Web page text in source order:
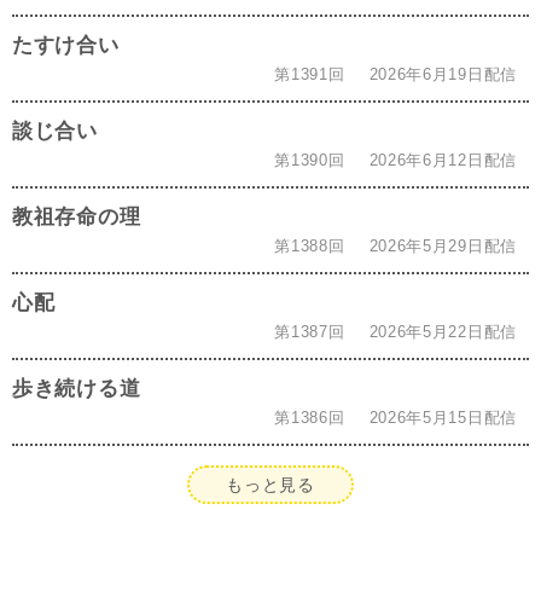
たすけ合い
第1391回 2026年6月19日配信
談じ合い
第1390回 2026年6月12日配信
教祖存命の理
第1388回 2026年5月29日配信
心配
第1387回 2026年5月22日配信
歩き続ける道
第1386回 2026年5月15日配信
もっと見る